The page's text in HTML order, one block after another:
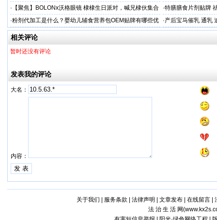
妈妈？
· 【聚焦】BOLONx沃格眼镜 棣棣生日派对，喊兄棣伙集合
啦！
·特膳膳食片剂贴牌
考察
·粉剂代加工是什么？婴幼儿辅食营养包OEM贴牌有哪些优
势？
·产后宝马催乳 通乳
相关评论
暂时还没有评论
发表我的评论
大名：
内容：
关于我们 服务条款 法律声明 文章发布| 在线留言|
法 治 生 活 网(